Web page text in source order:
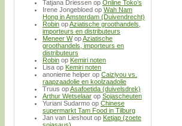
Tatjana Driessen op Online Toko’s
Irene Jongebloed op Wah Nam
Hong in Amsterdam (Duivendrecht)
Robin opAziatische groothandels,
importeurs en distributeurs
Meneer WopAziatische
groothandels, importeurs en
distributeurs
Robin op Kemiri noten
Lisa op Kemiri noten
anonieme helper op Caiziyou vs.
raapzaadolie en koolzaadolie
Truus opAsafoetida (duivelsdrek)
Arthur Wetselaar op Sojascheuten
Yuriani Sudarmo op Chinese
supermarkt Tam Food in Tilburg
Jan van Lieshout op Ketjap (zoete